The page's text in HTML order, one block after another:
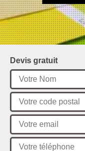
Devis gratuit